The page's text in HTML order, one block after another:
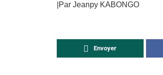
|Par Jeanpy KABONGO
Envoyer